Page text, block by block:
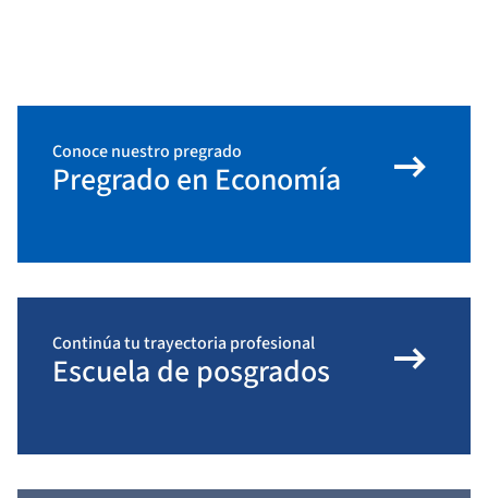
Conoce nuestro pregrado
Pregrado en Economía arrow_right_alt
Continúa tu trayectoria profesional
Escuela de posgrados arrow_right_alt